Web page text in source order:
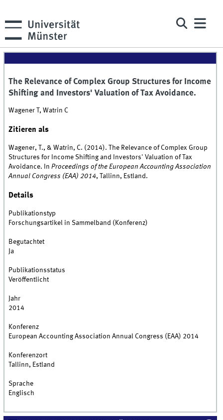
The Relevance of Complex Group Structures for Income
Shifting and Investors' Valuation of Tax Avoidance.
Wagener T, Watrin C
Zitieren als
Wagener, T., & Watrin, C. (2014). The Relevance of Complex Group
Structures for Income Shifting and Investors' Valuation of Tax
Avoidance. InProceedings of the European Accounting Association
Annual Congress (EAA) 2014, Tallinn, Estland.
Details
Publikationstyp
Forschungsartikel in Sammelband (Konferenz)
Begutachtet
Ja
Publikationsstatus
Veröffentlicht
Jahr
2014
Konferenz
European Accounting Association Annual Congress (EAA) 2014
Konferenzort
Tallinn, Estland
Sprache
Englisch